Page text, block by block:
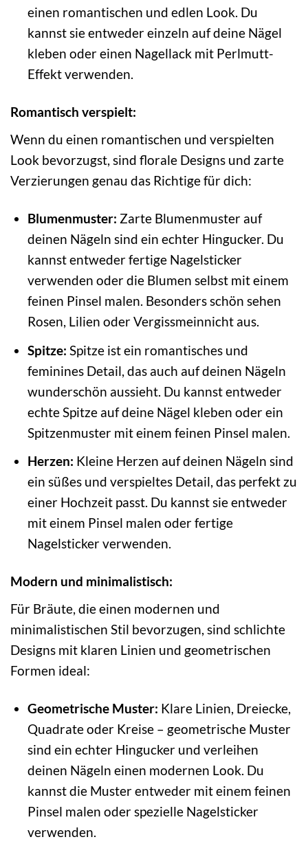
einen romantischen und edlen Look. Du
kannst sie entweder einzeln auf deine Nägel
kleben oder einen Nagellack mit Perlmutt-
Effekt verwenden.
Romantisch verspielt:
Wenn du einen romantischen und verspielten
Look bevorzugst, sind florale Designs und zarte
Verzierungen genau das Richtige für dich:
Blumenmuster: Zarte Blumenmuster auf
deinen Nägeln sind ein echter Hingucker. Du
kannst entweder fertige Nagelsticker
verwenden oder die Blumen selbst mit einem
feinen Pinsel malen. Besonders schön sehen
Rosen, Lilien oder Vergissmeinnicht aus.
Spitze: Spitze ist ein romantisches und
feminines Detail, das auch auf deinen Nägeln
wunderschön aussieht. Du kannst entweder
echte Spitze auf deine Nägel kleben oder ein
Spitzenmuster mit einem feinen Pinsel malen.
Herzen: Kleine Herzen auf deinen Nägeln sind
ein süßes und verspieltes Detail, das perfekt zu
einer Hochzeit passt. Du kannst sie entweder
mit einem Pinsel malen oder fertige
Nagelsticker verwenden.
Modern und minimalistisch:
Für Bräute, die einen modernen und
minimalistischen Stil bevorzugen, sind schlichte
Designs mit klaren Linien und geometrischen
Formen ideal:
Geometrische Muster: Klare Linien, Dreiecke,
Quadrate oder Kreise – geometrische Muster
sind ein echter Hingucker und verleihen
deinen Nägeln einen modernen Look. Du
kannst die Muster entweder mit einem feinen
Pinsel malen oder spezielle Nagelsticker
verwenden.